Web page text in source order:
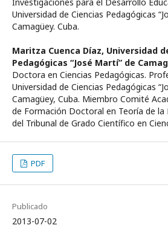
Universidad de Ciencias Pedagógicas
Camagüey. Cuba.
Maritza Cuenca Díaz, Universidad
Pedagógicas “José Martí” de
Doctora en Ciencias Pedagógicas.
Universidad de Ciencias Pedagógicas
Camagüey, Cuba. Miembro Comité
de Formación Doctoral en Teoría de la
del Tribunal de Grado Científico en
PDF
Publicado
2013-07-02